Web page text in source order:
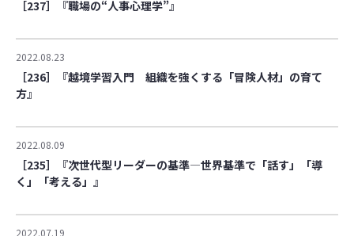
［237］『職場の“人事心理学”』
2022.08.23
［236］『越境学習入門 組織を強くする「冒険人材」の育て
方』
2022.08.09
［235］『次世代型リーダーの基準―世界基準で「話す」「導
く」「考える」』
2022.07.19